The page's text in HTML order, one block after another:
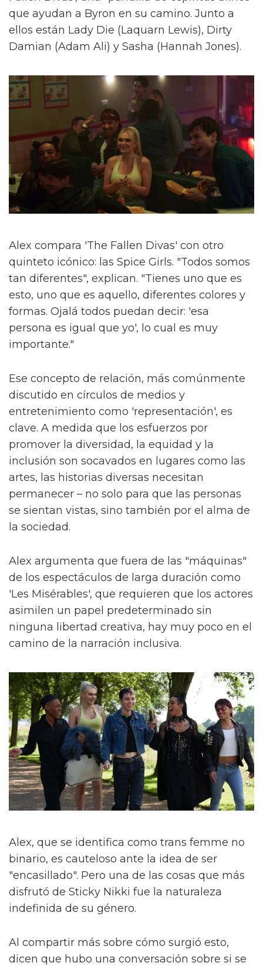
que ayudan a Byron en su camino. Junto a
ellos están Lady Die (Laquarn Lewis), Dirty
Damian (Adam Ali) y Sasha (Hannah Jones).
Alex compara 'The Fallen Divas' con otro
quinteto icónico: las Spice Girls. "Todos somos
tan diferentes", explican. "Tienes uno que es
esto, uno que es aquello, diferentes colores y
formas. Ojalá todos puedan decir: 'esa
persona es igual que yo', lo cual es muy
importante."
Ese concepto de relación, más comúnmente
discutido en círculos de medios y
entretenimiento como 'representación', es
clave. A medida que los esfuerzos por
promover la diversidad, la equidad y la
inclusión son socavados en lugares como las
artes, las historias diversas necesitan
permanecer – no solo para que las personas
se sientan vistas, sino también por el alma de
la sociedad.
Alex argumenta que fuera de las "máquinas"
de los espectáculos de larga duración como
'Les Misérables', que requieren que los actores
asimilen un papel predeterminado sin
ninguna libertad creativa, hay muy poco en el
camino de la narración inclusiva.
Alex, que se identifica como trans femme no
binario, es cauteloso ante la idea de ser
"encasillado". Pero una de las cosas que más
disfrutó de Sticky Nikki fue la naturaleza
indefinida de su género.
Al compartir más sobre cómo surgió esto,
dicen que hubo una conversación sobre si se